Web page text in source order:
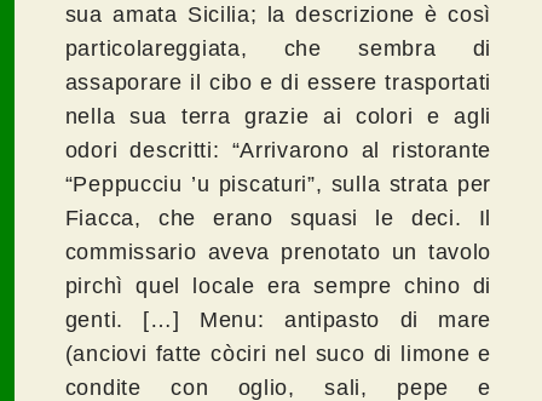
sua amata Sicilia; la descrizione è così
particolareggiata, che sembra di
assaporare il cibo e di essere trasportati
nella sua terra grazie ai colori e agli
odori descritti: “Arrivarono al ristorante
“Peppucciu ’u piscaturi”, sulla strata per
Fiacca, che erano squasi le deci. Il
commissario aveva prenotato un tavolo
pirchì quel locale era sempre chino di
genti. […] Menu: antipasto di mare
(anciovi fatte còciri nel suco di limone e
condite con oglio, sali, pepe e